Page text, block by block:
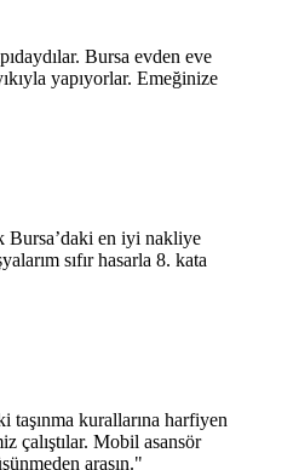
Bursa evden eve
yapıyorlar. Emeğinize
Bursa’daki en iyi nakliye
sıfır hasarla 8. kata
taşınma kurallarına harfiyen
çalıştılar. Mobil asansör
arasın."